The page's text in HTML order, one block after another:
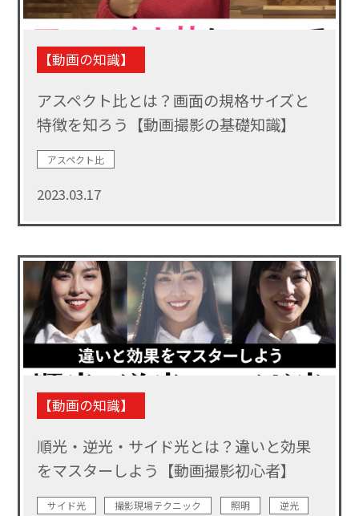
【動画の知識】
アスペクト比とは？画面の規格サイズと
特徴を知ろう【動画撮影の基礎知識】
アスペクト比
2023.03.17
【動画の知識】
順光・逆光・サイド光とは？違いと効果
をマスターしよう【動画撮影初心者】
サイド光 撮影現場テクニック 照明
逆光